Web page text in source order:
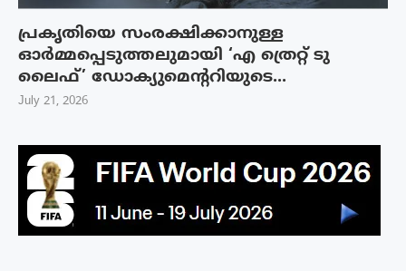
പ്രകൃതിയെ സംരക്ഷിക്കാനുള്ള
ഓർമ്മപ്പെടുത്തലുമായി ‘എ ത്രെറ്റ് ടു
ലൈഫ്’ ഡോക്യുമെന്ററിയുടെ...
July 21, 2026